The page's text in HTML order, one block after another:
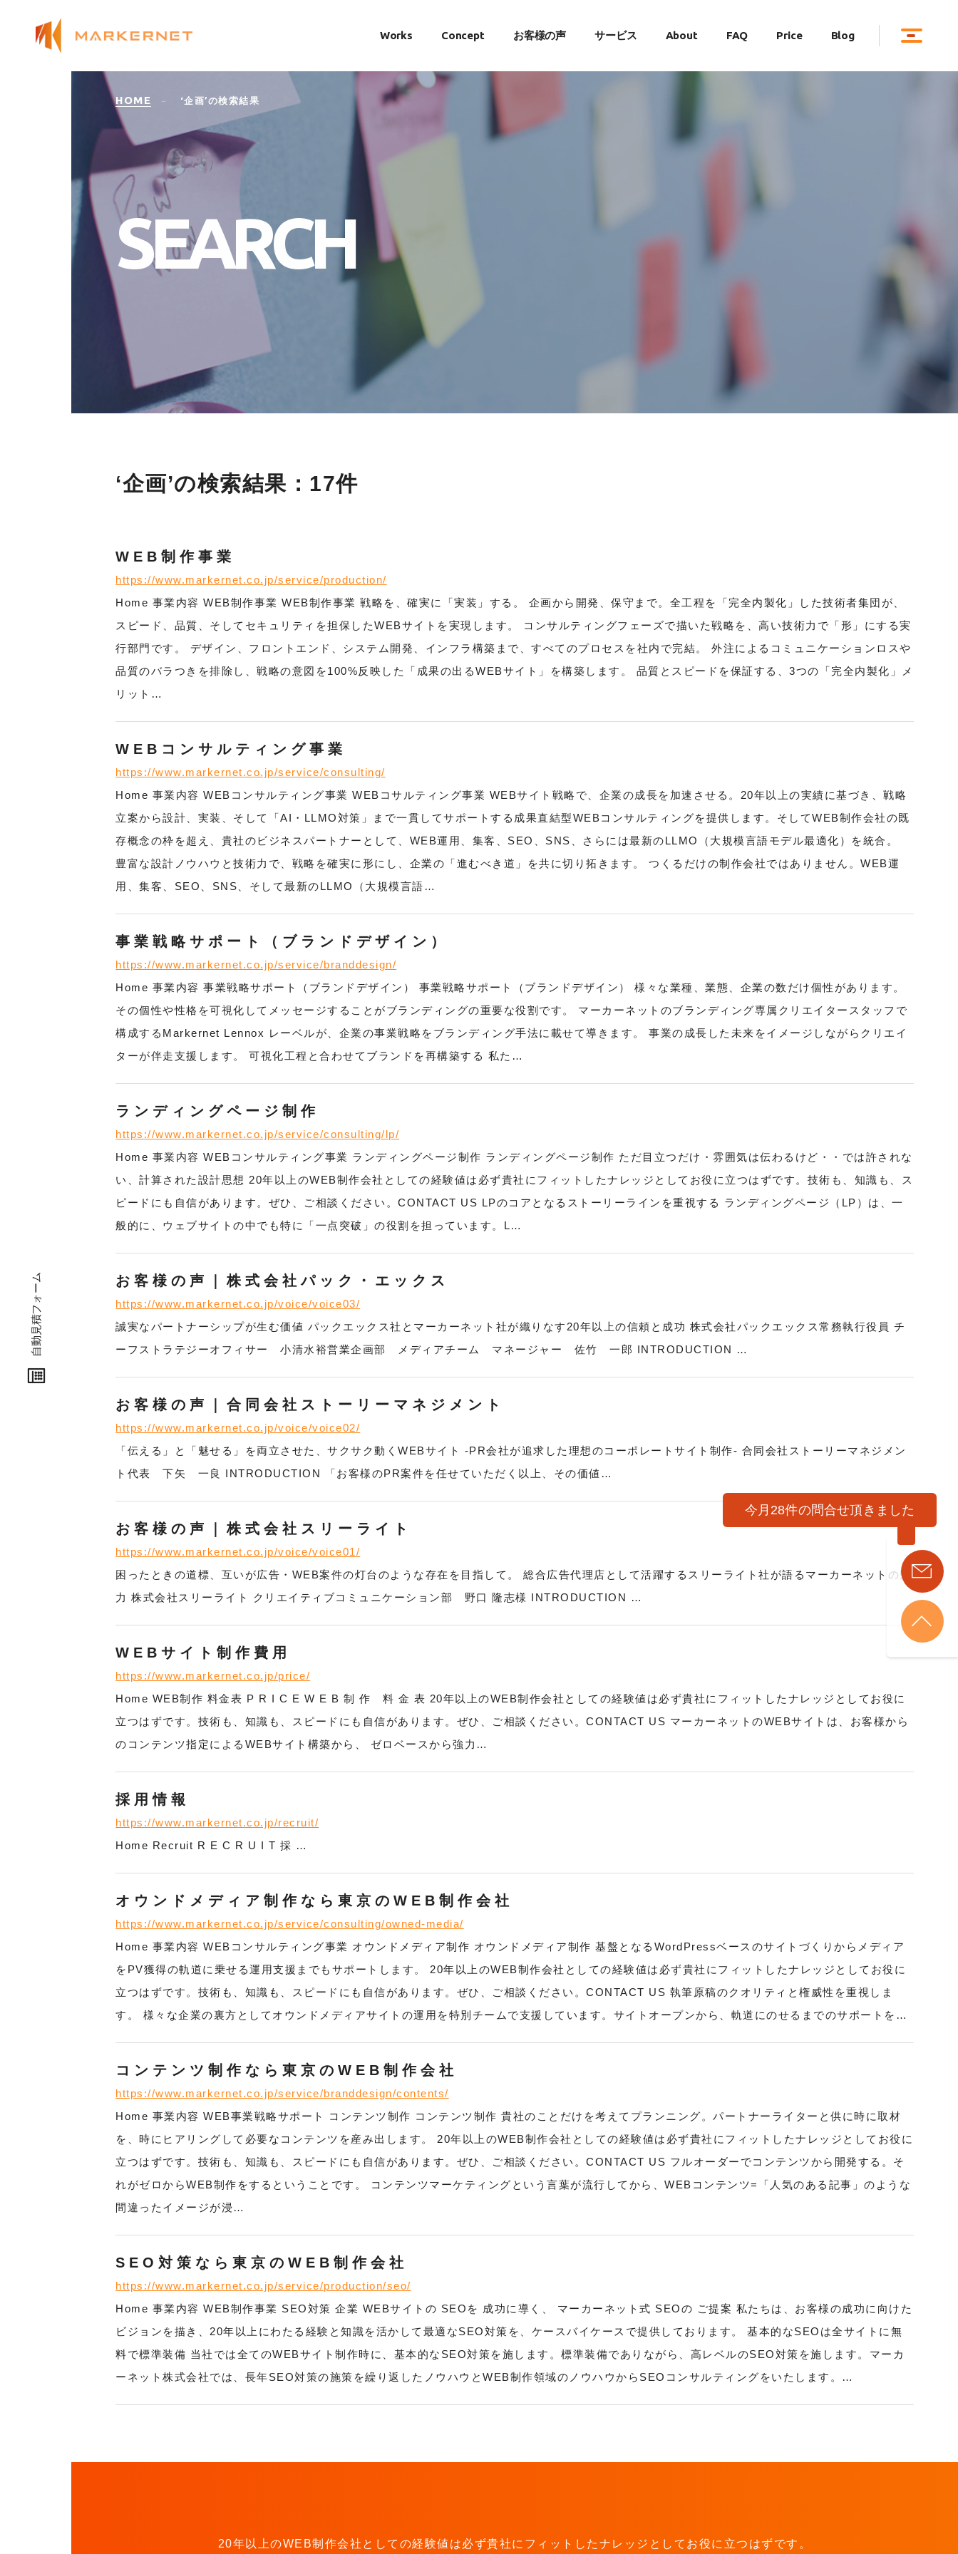
Works Concept お客様の声 サービス About FAQ Price Blog
HOME ‘企画’の検索結果
SEARCH
‘企画’の検索結果：17件
WEB制作事業
https://www.markernet.co.jp/service/production/
Home 事業内容 WEB制作事業 WEB制作事業 戦略を、確実に「実装」する。 企画から開発、保守まで。全工程を「完全内製化」した技術者集団が、
スピード、品質、そしてセキュリティを担保したWEBサイトを実現します。 コンサルティングフェーズで描いた戦略を、高い技術力で「形」にする実
行部門です。 デザイン、フロントエンド、システム開発、インフラ構築まで、すべてのプロセスを社内で完結。 外注によるコミュニケーションロスや
品質のバラつきを排除し、戦略の意図を100%反映した「成果の出るWEBサイト」を構築します。 品質とスピードを保証する、3つの「完全内製化」メ
リット…
WEBコンサルティング事業
https://www.markernet.co.jp/service/consulting/
Home 事業内容 WEBコンサルティング事業 WEBコサルティング事業 WEBサイト戦略で、企業の成長を加速させる。20年以上の実績に基づき、戦略
立案から設計、実装、そして「AI・LLMO対策」まで一貫してサポートする成果直結型WEBコンサルティングを提供します。そしてWEB制作会社の既
存概念の枠を超え、貴社のビジネスパートナーとして、WEB運用、集客、SEO、SNS、さらには最新のLLMO（大規模言語モデル最適化）を統合。
豊富な設計ノウハウと技術力で、戦略を確実に形にし、企業の「進むべき道」を共に切り拓きます。 つくるだけの制作会社ではありません。WEB運
用、集客、SEO、SNS、そして最新のLLMO（大規模言語…
事業戦略サポート（ブランドデザイン）
https://www.markernet.co.jp/service/branddesign/
Home 事業内容 事業戦略サポート（ブランドデザイン） 事業戦略サポート（ブランドデザイン） 様々な業種、業態、企業の数だけ個性があります。
その個性や性格を可視化してメッセージすることがブランディングの重要な役割です。 マーカーネットのブランディング専属クリエイタースタッフで
構成するMarkernet Lennox レーベルが、企業の事業戦略をブランディング手法に載せて導きます。 事業の成長した未来をイメージしながらクリエイ
ターが伴走支援します。 可視化工程と合わせてブランドを再構築する 私た…
ランディングページ制作
https://www.markernet.co.jp/service/consulting/lp/
Home 事業内容 WEBコンサルティング事業 ランディングページ制作 ランディングページ制作 ただ目立つだけ・雰囲気は伝わるけど・・では許されな
い、計算された設計思想 20年以上のWEB制作会社としての経験値は必ず貴社にフィットしたナレッジとしてお役に立つはずです。技術も、知識も、ス
ピードにも自信があります。ぜひ、ご相談ください。CONTACT US LPのコアとなるストーリーラインを重視する ランディングページ（LP）は、一
般的に、ウェブサイトの中でも特に「一点突破」の役割を担っています。L…
お客様の声｜株式会社パック・エックス
https://www.markernet.co.jp/voice/voice03/
誠実なパートナーシップが生む価値 パックエックス社とマーカーネット社が織りなす20年以上の信頼と成功 株式会社パックエックス常務執行役員 チ
ーフストラテジーオフィサー 小清水裕営業企画部 メディアチーム マネージャー 佐竹 一郎 INTRODUCTION …
お客様の声｜合同会社ストーリーマネジメント
https://www.markernet.co.jp/voice/voice02/
「伝える」と「魅せる」を両立させた、サクサク動くWEBサイト -PR会社が追求した理想のコーポレートサイト制作- 合同会社ストーリーマネジメン
ト代表 下矢 一良 INTRODUCTION 「お客様のPR案件を任せていただく以上、その価値…
お客様の声｜株式会社スリーライト
https://www.markernet.co.jp/voice/voice01/
困ったときの道標、互いが広告・WEB案件の灯台のような存在を目指して。 総合広告代理店として活躍するスリーライト社が語るマーカーネットの魅
力 株式会社スリーライト クリエイティブコミュニケーション部 野口 隆志様 INTRODUCTION …
WEBサイト制作費用
https://www.markernet.co.jp/price/
Home WEB制作 料金表 P R I C E W E B 制 作 料 金 表 20年以上のWEB制作会社としての経験値は必ず貴社にフィットしたナレッジとしてお役に
立つはずです。技術も、知識も、スピードにも自信があります。ぜひ、ご相談ください。CONTACT US マーカーネットのWEBサイトは、お客様から
のコンテンツ指定によるWEBサイト構築から、 ゼロベースから強力…
採用情報
https://www.markernet.co.jp/recruit/
Home Recruit R E C R U I T 採 …
オウンドメディア制作なら東京のWEB制作会社
https://www.markernet.co.jp/service/consulting/owned-media/
Home 事業内容 WEBコンサルティング事業 オウンドメディア制作 オウンドメディア制作 基盤となるWordPressベースのサイトづくりからメディア
をPV獲得の軌道に乗せる運用支援までもサポートします。 20年以上のWEB制作会社としての経験値は必ず貴社にフィットしたナレッジとしてお役に
立つはずです。技術も、知識も、スピードにも自信があります。ぜひ、ご相談ください。CONTACT US 執筆原稿のクオリティと権威性を重視しま
す。 様々な企業の裏方としてオウンドメディアサイトの運用を特別チームで支援しています。サイトオープンから、軌道にのせるまでのサポートを…
コンテンツ制作なら東京のWEB制作会社
https://www.markernet.co.jp/service/branddesign/contents/
Home 事業内容 WEB事業戦略サポート コンテンツ制作 コンテンツ制作 貴社のことだけを考えてプランニング。パートナーライターと供に時に取材
を、時にヒアリングして必要なコンテンツを産み出します。 20年以上のWEB制作会社としての経験値は必ず貴社にフィットしたナレッジとしてお役に
立つはずです。技術も、知識も、スピードにも自信があります。ぜひ、ご相談ください。CONTACT US フルオーダーでコンテンツから開発する。そ
れがゼロからWEB制作をするということです。 コンテンツマーケティングという言葉が流行してから、WEBコンテンツ=「人気のある記事」のような
間違ったイメージが浸…
SEO対策なら東京のWEB制作会社
https://www.markernet.co.jp/service/production/seo/
Home 事業内容 WEB制作事業 SEO対策 企業 WEBサイトの SEOを 成功に導く、 マーカーネット式 SEOの ご提案 私たちは、お客様の成功に向けた
ビジョンを描き、20年以上にわたる経験と知識を活かして最適なSEO対策を、ケースバイケースで提供しております。 基本的なSEOは全サイトに無
料で標準装備 当社では全てのWEBサイト制作時に、基本的なSEO対策を施します。標準装備でありながら、高レベルのSEO対策を施します。マーカ
ーネット株式会社では、長年SEO対策の施策を繰り返したノウハウとWEB制作領域のノウハウからSEOコンサルティングをいたします。…
20年以上のWEB制作会社としての経験値は必ず貴社に フィットしたナレッジとしてお役に立つはずです。
自動見積フォーム
自動見積フォーム
今月28件の問合せ頂きました